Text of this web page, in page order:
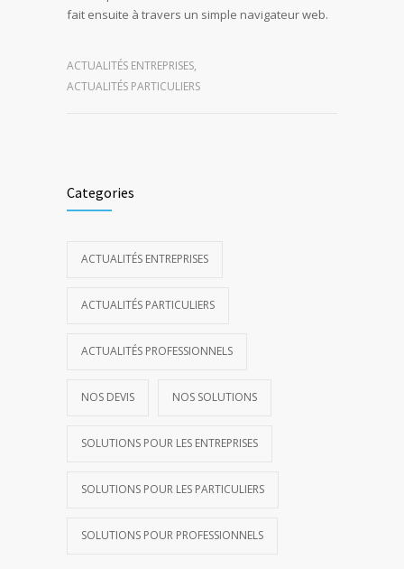
fait ensuite à travers un simple navigateur web.
ACTUALITÉS ENTREPRISES,
ACTUALITÉS PARTICULIERS
Categories
ACTUALITÉS ENTREPRISES
ACTUALITÉS PARTICULIERS
ACTUALITÉS PROFESSIONNELS
NOS DEVIS NOS SOLUTIONS
SOLUTIONS POUR LES ENTREPRISES
SOLUTIONS POUR LES PARTICULIERS
SOLUTIONS POUR PROFESSIONNELS